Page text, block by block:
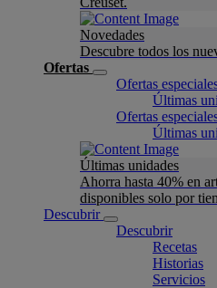
Novedades
Descubre todos los
Ofertas
Ofertas
Últimas
Ofertas
Últimas
Últimas unidades
Ahorra hasta 40% en
disponibles solo por
Descubrir
Descubrir
Recetas
Historias
Servicios